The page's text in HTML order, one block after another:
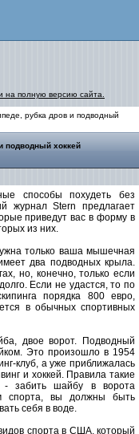
на полную версию сайта.
рубка дров и подводный
подводный хоккей
способы похудеть без
журнал Stern предлагает
приведут вас в форму в
из них.
только ваша мышечная
два подводных крыла.
но, конечно, только если
Если не удастся, то по
порядка 800 евро,
в обычных спортивных
двое ворот. Подводный
Это произошло в 1954
клуб, а уже приближалась
и хоккей. Правила такие
забить шайбу в ворота
спорта, вы должны быть
себя в воде.
спорта в США, который